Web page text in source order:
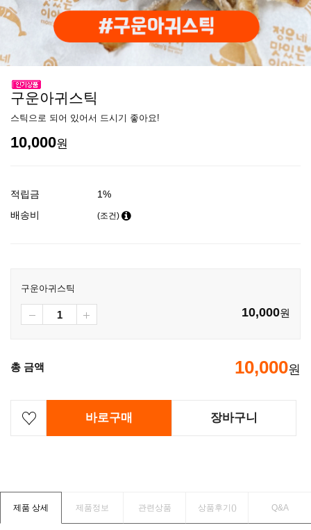
구운아귀스틱
스틱으로 되어 있어서 드시기 좋아요!
10,000원
적립금
1%
배송비
(조건)
구운아귀스틱
10,000원
총 금액 10,000원
바로구매 장바구니
제품 상세 제품정보 관련상품 상품후기() Q&A